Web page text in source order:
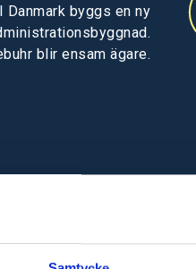
I Danmark byggs en ny
blir ensam ägare.
firar 40-årsjubileum.